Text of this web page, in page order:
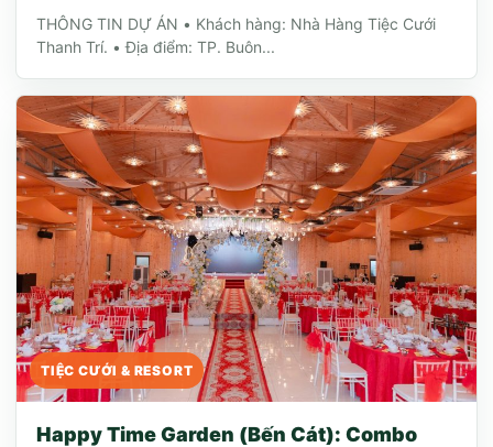
Siêu Tiết Kiệm”
THÔNG TIN DỰ ÁN • Khách hàng: Nhà Hàng Tiệc Cưới
Thanh Trí. • Địa điểm: TP. Buôn...
TIỆC CƯỚI & RESORT
Happy Time Garden (Bến Cát): Combo